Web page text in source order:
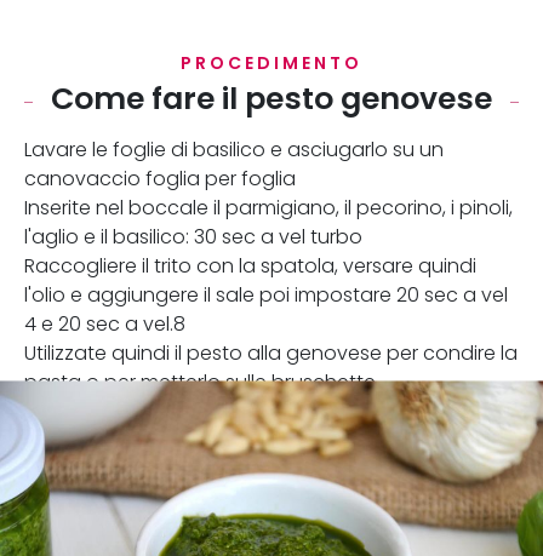
PROCEDIMENTO
Come fare il pesto genovese
Lavare le foglie di basilico e asciugarlo su un
canovaccio foglia per foglia
Inserite nel boccale il parmigiano, il pecorino, i pinoli,
l'aglio e il basilico: 30 sec a vel turbo
Raccogliere il trito con la spatola, versare quindi
l'olio e aggiungere il sale poi impostare 20 sec a vel
4 e 20 sec a vel.8
Utilizzate quindi il pesto alla genovese per condire la
pasta o per metterlo sulle bruschette